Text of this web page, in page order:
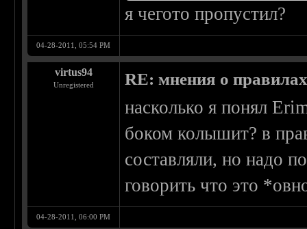
я чегото пропустил?
04-28-2011, 05:54 PM
virtus94
Unregistered RE: мнения о
насколько я понял
боком колышит? в
составляли, но надо
говорить что это
04-28-2011, 06:00 PM